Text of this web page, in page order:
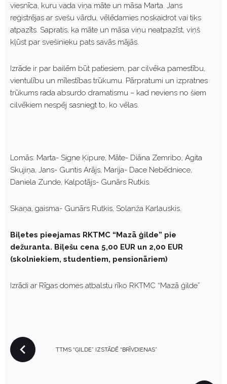
viesnīca, kuru vada viņa māte un māsa Marta. Jans
reģistrējas ar svešu vārdu, vēlēdamies noskaidrot vai tiks
atpazīts. Sapratis, ka māte un māsa viņu neatpazīst, viņš
kļūst par svešinieku pats savās mājās.
Izrāde ir par bailēm būt patiesiem, par cilvēka pamestību,
vientulību un mīlestības trūkumu. Pārpratumi un izpratnes
trūkums rada absurdo dramatismu – kad neviens no šiem
cilvēkiem nespēj sasniegt to, ko vēlas.
Lomās: Marta- Signe Ķipure, Māte- Diāna Zemribo, Agita
Skujiņa, Jans- Guntis Arājs, Marija- Dace Nebēdniece,
Daniela Zunde, Kalpotājs- Gunārs Rutkis.
Skaņa, gaisma- Gunārs Rutkis, Solanža Karlauskis.
Biļetes pieejamas RKTMC “Mazā ģilde” pie
dežuranta. Biļešu cena 5,00 EUR un 2,00 EUR
(skolniekiem, studentiem, pensionāriem)
Izrādi ar Rīgas domes atbalstu rīko RKTMC “Mazā ģilde”
P
O
TTMS “ĢILDE” IZSTĀDĒ “BRĪVDIENAS”